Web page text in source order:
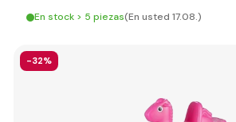
En stock > 5 piezas(En usted 17.08.)
-32%